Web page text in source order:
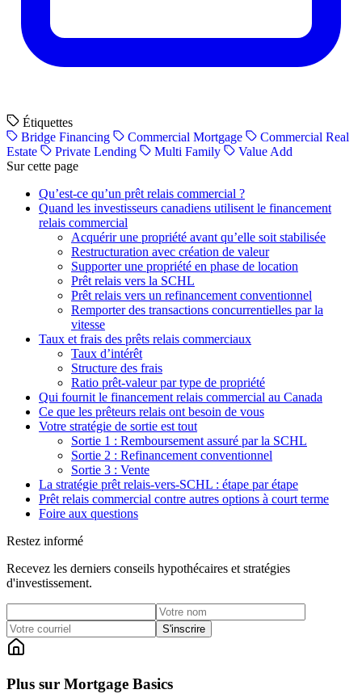
Étiquettes
Bridge Financing
Commercial Mortgage
Commercial Real
Estate
Private Lending Multi Family
Value Add
Sur cette page
Qu’est-ce qu’un prêt relais commercial ?
Quand les investisseurs canadiens utilisent le financement
relais commercial
Acquérir une propriété avant qu’elle soit stabilisée
Restructuration avec création de valeur
Supporter une propriété en phase de location
Prêt relais vers la SCHL
Prêt relais vers un refinancement conventionnel
Remporter des transactions concurrentielles par la
vitesse
Taux et frais des prêts relais commerciaux
Taux d’intérêt
Structure des frais
Ratio prêt-valeur par type de propriété
Qui fournit le financement relais commercial au Canada
Ce que les prêteurs relais ont besoin de vous
Votre stratégie de sortie est tout
Sortie 1 : Remboursement assuré par la SCHL
Sortie 2 : Refinancement conventionnel
Sortie 3 : Vente
La stratégie prêt relais-vers-SCHL : étape par étape
Prêt relais commercial contre autres options à court terme
Foire aux questions
Restez informé
Recevez les derniers conseils hypothécaires et stratégies
d'investissement.
S'inscrire
Plus sur Mortgage Basics